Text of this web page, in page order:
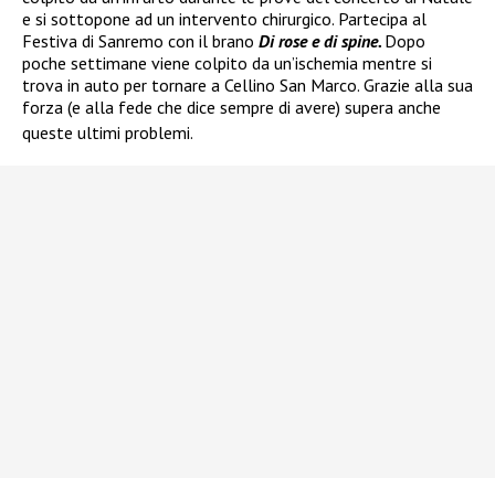
e si sottopone ad un intervento chirurgico. Partecipa al
Festiva di Sanremo con il brano Di rose e di spine. Dopo
poche settimane viene colpito da un’ischemia mentre si
trova in auto per tornare a Cellino San Marco. Grazie alla sua
forza (e alla fede che dice sempre di avere) supera anche
queste ultimi problemi.